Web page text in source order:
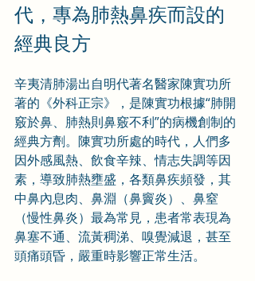
代，專為肺熱鼻疾而設的
經典良方
辛夷清肺湯出自明代著名醫家陳實功所
著的《外科正宗》，是陳實功根據“肺開
竅於鼻、肺熱則鼻竅不利”的病機創制的
經典方劑。陳實功所處的時代，人們多
因外感風熱、飲食辛辣、情志失調等因
素，導致肺熱壅盛，各類鼻疾頻發，其
中鼻內息肉、鼻淵（鼻竇炎）、鼻窒
（慢性鼻炎）最為常見，患者常表現為
鼻塞不通、流黃稠涕、嗅覺減退，甚至
頭痛頭昏，嚴重時影響正常生活。